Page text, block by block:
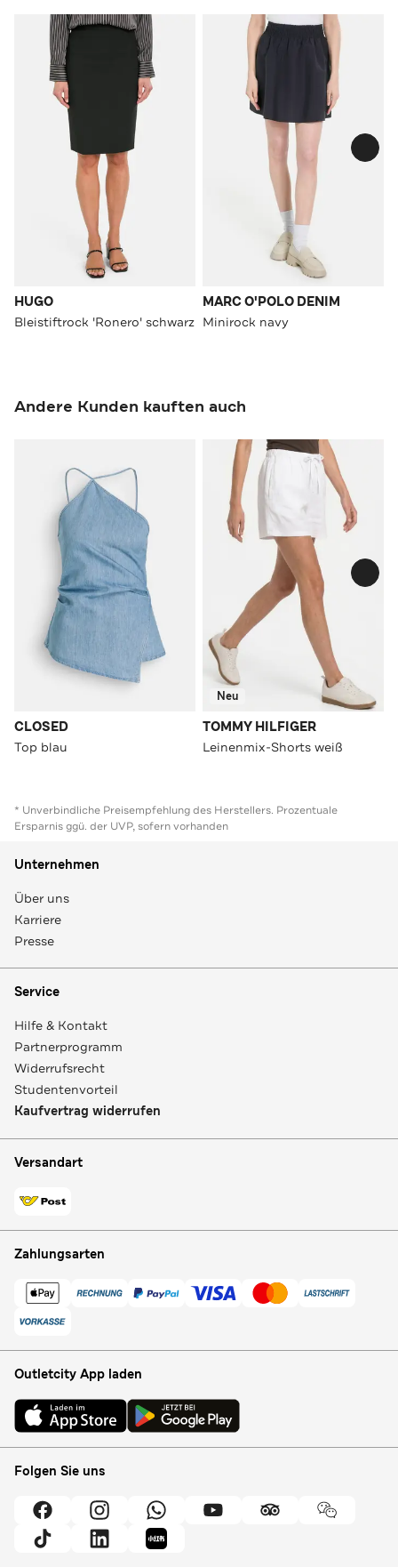
HUGO
Bleistiftrock 'Ronero' schwarz
MARC O'POLO DENIM
Minirock navy
Andere Kunden kauften auch
CLOSED
Top blau
Neu
TOMMY HILFIGER
Leinenmix-Shorts weiß
* Unverbindliche Preisempfehlung des Herstellers. Prozentuale
Ersparnis ggü. der UVP, sofern vorhanden
Unternehmen
Über uns
Karriere
Presse
Service
Hilfe & Kontakt
Partnerprogramm
Widerrufsrecht
Studentenvorteil
Kaufvertrag widerrufen
Versandart
Zahlungsarten
Outletcity App laden
Folgen Sie uns